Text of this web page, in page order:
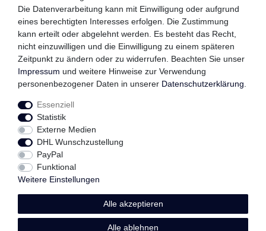
QUALITÄTSVERSPRECHEN
FOLGEN SIE UNS
Impressum
Widerrufs­recht Vertrag widerrufen
© Copyright 2026 | Alle Rechte vorbehalten.
Die Datenverarbeitung kann mit Einwilligung oder aufgrund
eines berechtigten Interesses erfolgen. Die Zustimmung
kann erteilt oder abgelehnt werden. Es besteht das Recht,
nicht einzuwilligen und die Einwilligung zu einem späteren
Zeitpunkt zu ändern oder zu widerrufen. Beachten Sie unser
Impressum und weitere Hinweise zur Verwendung
personenbezogener Daten in unserer Daten­schutz­erklärung
Essenziell
Statistik
Externe Medien
DHL Wunschzustellung
PayPal
Funktional
Weitere Einstellungen
Alle akzeptieren
Alle ablehnen